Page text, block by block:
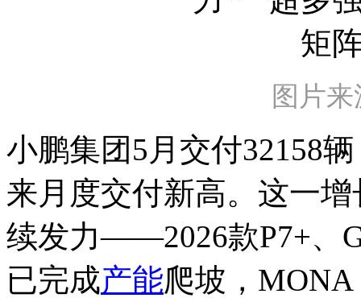
图片
小鹏集团5月交付32158
来月度交付新高。这一
续发力——2026款P7+、
已完成产能爬坡，